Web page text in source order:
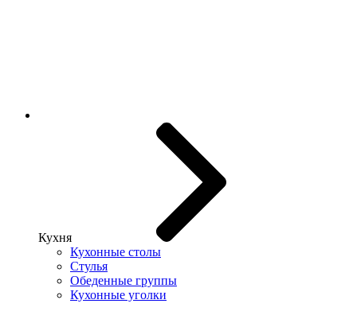
Кухня
Кухонные столы
Стулья
Обеденные группы
Кухонные уголки